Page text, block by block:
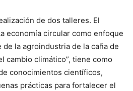
de dos talleres. El
economía circular como enfoque
la agroindustria de la caña de
cambio climático”, tiene como
conocimientos científicos,
prácticas para fortalecer el